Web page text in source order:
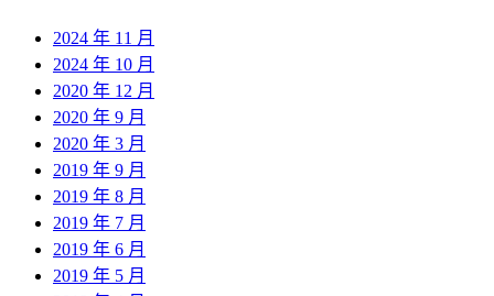
2024 年 11 月
2024 年 10 月
2020 年 12 月
2020 年 9 月
2020 年 3 月
2019 年 9 月
2019 年 8 月
2019 年 7 月
2019 年 6 月
2019 年 5 月